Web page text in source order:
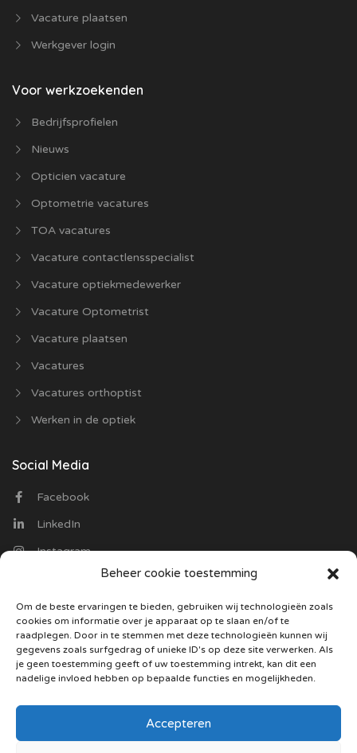
Beheer cookie toestemming
Om de beste ervaringen te bieden, gebruiken wij technologieën zoals
cookies om informatie over je apparaat op te slaan en/of te
raadplegen. Door in te stemmen met deze technologieën kunnen wij
gegevens zoals surfgedrag of unieke ID's op deze site verwerken. Als
je geen toestemming geeft of uw toestemming intrekt, kan dit een
nadelige invloed hebben op bepaalde functies en mogelijkheden.
Accepteren
Vacature plaatsen
Werkgever login
Voor werkzoekenden
Bedrijfsprofielen
Nieuws
Opticien vacature
Optometrie vacatures
TOA vacatures
Vacature contactlensspecialist
Vacature optiekmedewerker
Vacature Optometrist
Vacature plaatsen
Vacatures
Vacatures orthoptist
Werken in de optiek
Social Media
Facebook
LinkedIn
Instagram
Optiekvacatures.nl
Trasmolenlaan 12
3447 GZ Woerden
Stuur ons een mail